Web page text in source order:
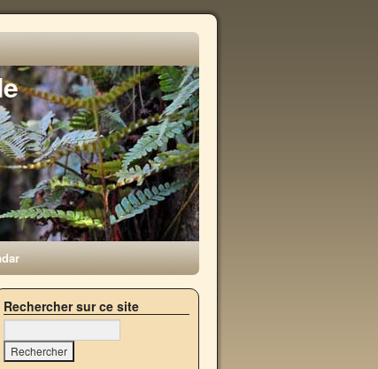
Rechercher sur ce site